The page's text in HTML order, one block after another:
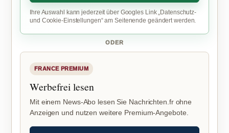
Ihre Auswahl kann jederzeit über Googles Link „Datenschutz-
und Cookie-Einstellungen“ am Seitenende geändert werden.
ODER
FRANCE PREMIUM
Werbefrei lesen
Mit einem News-Abo lesen Sie Nachrichten.fr ohne
Anzeigen und nutzen weitere Premium-Angebote.